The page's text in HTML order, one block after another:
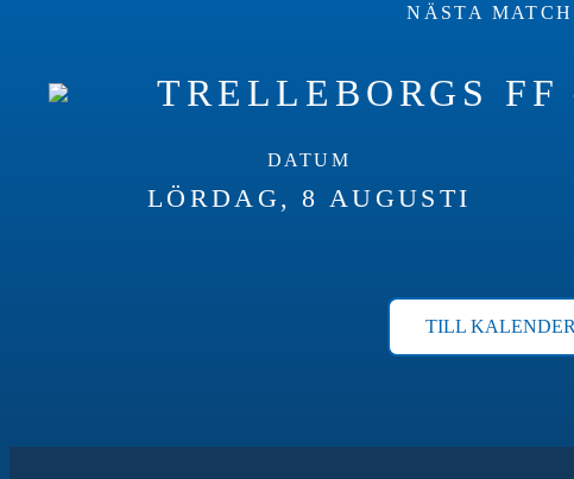
NÄSTA
TRELLEBORGS
DATUM
LÖRDAG, 8 AUGUSTI
TILL